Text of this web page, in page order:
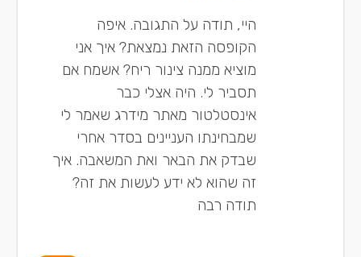
היי, תודה על התגובה. איפה
הקופסה הזאת נמצאת? איך אני
מוציא ממנה צינור ריח? אשמח אם
תסביר לי. היה אצלי כבר
אינסטלטור מאתר מידרג שאמר לי
שמבחינתו העניינים בסדר אחרי
שבדק את הבאר ואת המשאבה. איך
זה שהוא לא ידע לעשות את זה?
תודה רבה